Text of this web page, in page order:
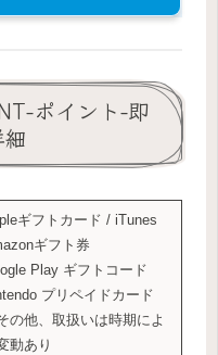
ポイント-即
ギフトカード / iTunes
ギフト券
Play ギフトコード
プリペイドカード
の他、取扱いは時期によ
動あり